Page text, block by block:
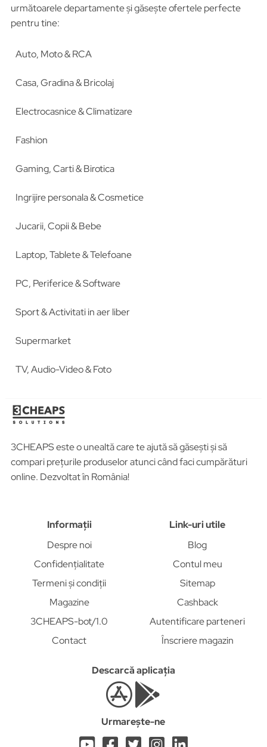
următoarele departamente și găsește ofertele perfecte
pentru tine:
Auto, Moto & RCA
Casa, Gradina & Bricolaj
Electrocasnice & Climatizare
Fashion
Gaming, Carti & Birotica
Ingrijire personala & Cosmetice
Jucarii, Copii & Bebe
Laptop, Tablete & Telefoane
PC, Periferice & Software
Sport & Activitati in aer liber
Supermarket
TV, Audio-Video & Foto
3CHEAPS este o unealtă care te ajută să găsești și să
compari prețurile produselor atunci când faci cumpărături
online. Dezvoltat în România!
Informații
Despre noi
Confidențialitate
Termeni și condiții
Magazine
3CHEAPS-bot/1.0
Contact
Link-uri utile
Blog
Contul meu
Sitemap
Cashback
Autentificare parteneri
Înscriere magazin
Descarcă aplicația
Urmarește-ne